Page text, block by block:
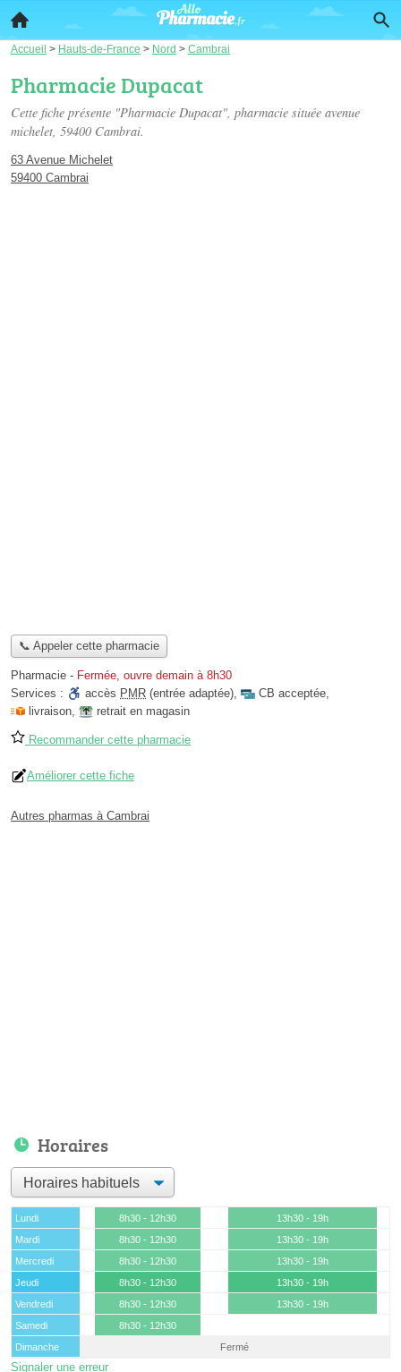
Accueil > Hauts-de-France > Nord > Cambrai
Pharmacie Dupacat
Cette fiche présente "Pharmacie Dupacat", pharmacie située avenue
michelet, 59400 Cambrai.
63 Avenue Michelet
59400 Cambrai
📞 Appeler cette pharmacie
Pharmacie - Fermée, ouvre demain à 8h30
Services :
accès PMR (entrée adaptée), CB acceptée,
livraison, retrait en magasin
Recommander cette pharmacie
Améliorer cette fiche
Autres pharmas à Cambrai
Horaires
Lundi 8h30 - 12h30
13h30 - 19h
Mardi
8h30 - 12h30
13h30 - 19h
Mercredi
8h30 - 12h30
13h30 - 19h
Jeudi
8h30 - 12h30
13h30 - 19h
Vendredi
8h30 - 12h30
13h30 - 19h
Samedi
8h30 - 12h30
Dimanche
Fermé
Signaler une erreur